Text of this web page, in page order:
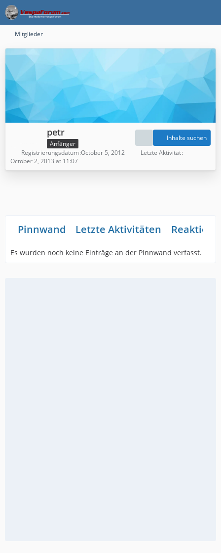
Mitglieder
petr
Anfänger
Inhalte suchen
Registrierungsdatum October 5, 2012
Letzte Aktivität
October 2, 2013 at 11:07
Pinnwand Letzte Aktivitäten
Es wurden noch keine Einträge an der Pinnwand verfasst.